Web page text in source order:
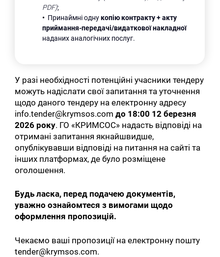
PDF);
• Принаймні однукопію контракту + акту
приймання-передачі/видаткової накладної
наданих аналогічних послуг.
У разі необхідності потенційні учасники тендеру
можуть надіслати свої запитання та уточнення
щодо даного тендеру на електронну адресу
info.tender@krymsos.comдо 18:00 12 березня
2026 року. ГО «КРИМСОС» надасть відповіді на
отримані запитання якнайшвидше,
опублікувавши відповіді на питання на сайті та
інших платформах, де було розміщене
оголошення.
Будь ласка, перед подачею документів,
уважно ознайомтеся з вимогами щодо
оформлення пропозицій.
Чекаємо ваші пропозиції на електронну пошту
tender@krymsos.com.